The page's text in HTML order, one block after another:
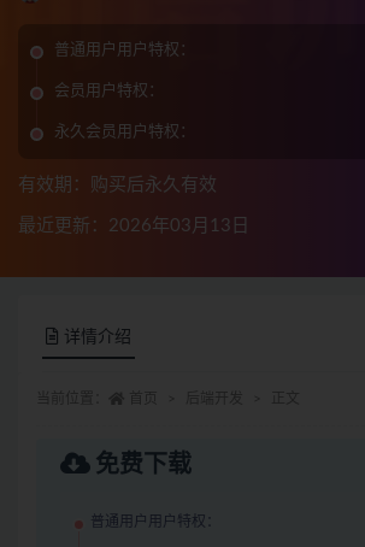
普通用户用户特权：
会员用户特权：
永久会员用户特权：
有效期：购买后永久有效
最近更新：2026年03月13日
详情介绍
免费下载
普通用户用户特权：